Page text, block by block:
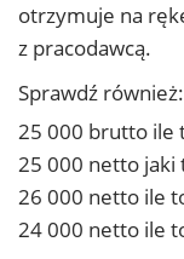
otrzymuje na
z pracodawcą.
Sprawdź również:
25 000 brutto ile
25 000 netto jaki
26 000 netto ile
24 000 netto ile